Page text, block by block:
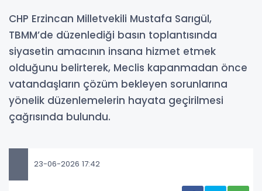
CHP Erzincan Milletvekili Mustafa Sarıgül,
TBMM’de düzenlediği basın toplantısında
siyasetin amacının insana hizmet etmek
olduğunu belirterek, Meclis kapanmadan önce
vatandaşların çözüm bekleyen sorunlarına
yönelik düzenlemelerin hayata geçirilmesi
çağrısında bulundu.
23-06-2026 17:42